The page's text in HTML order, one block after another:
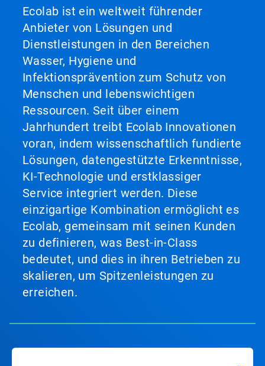
Ecolab ist ein weltweit führender
Anbieter von Lösungen und
Dienstleistungen in den Bereichen
Wasser, Hygiene und
Infektionsprävention zum Schutz von
Menschen und lebenswichtigen
Ressourcen. Seit über einem
Jahrhundert treibt Ecolab Innovationen
voran, indem wissenschaftlich fundierte
Lösungen, datengestützte Erkenntnisse,
KI-Technologie und erstklassiger
Service integriert werden. Diese
einzigartige Kombination ermöglicht es
Ecolab, gemeinsam mit seinen Kunden
zu definieren, was Best-in-Class
bedeutet, und dies in ihren Betrieben zu
skalieren, um Spitzenleistungen zu
erreichen.